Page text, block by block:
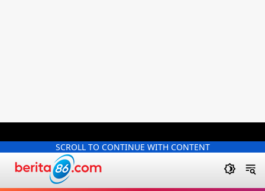
SCROLL TO CONTINUE WITH CONTENT